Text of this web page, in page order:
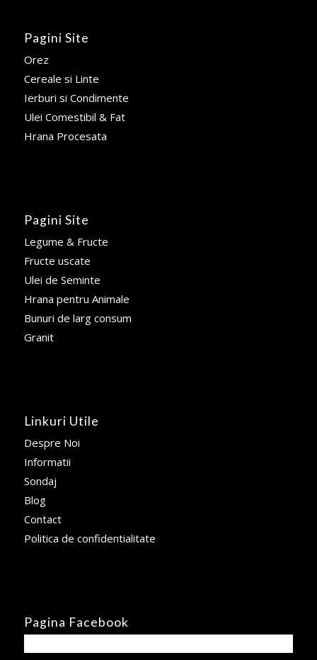
Pagini Site
Orez
Cereale si Linte
Ierburi si Condimente
Ulei Comestibil & Fat
Hrana Procesata
Pagini Site
Legume & Fructe
Fructe uscate
Ulei de Seminte
Hrana pentru Animale
Bunuri de larg consum
Granit
Linkuri Utile
Despre Noi
Informatii
Sondaj
Blog
Contact
Politica de confidentialitate
Pagina Facebook